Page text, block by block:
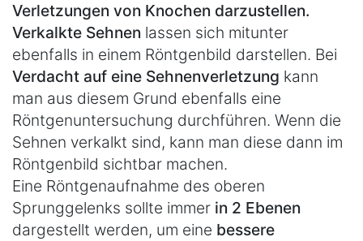
Verletzungen von Knochen darzustellen.
Verkalkte Sehnen lassen sich mitunter
ebenfalls in einem Röntgenbild darstellen. Bei
Verdacht auf eine Sehnenverletzung kann
man aus diesem Grund ebenfalls eine
Röntgenuntersuchung durchführen. Wenn die
Sehnen verkalkt sind, kann man diese dann im
Röntgenbild sichtbar machen.
Eine Röntgenaufnahme des oberen
Sprunggelenks sollte immer in 2 Ebenen
dargestellt werden, um eine bessere